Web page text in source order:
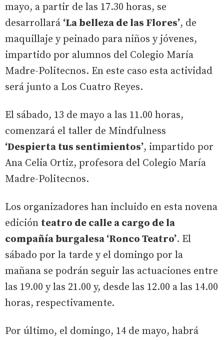
mayo, a partir de las 17.30 horas, se
desarrollará ‘La belleza de las Flores’, de
maquillaje y peinado para niños y jóvenes,
impartido por alumnos del Colegio María
Madre-Politecnos. En este caso esta actividad
será junto a Los Cuatro Reyes.
El sábado, 13 de mayo a las 11.00 horas,
comenzará el taller de Mindfulness
‘Despierta tus sentimientos’, impartido por
Ana Celia Ortiz, profesora del Colegio María
Madre-Politecnos.
Los organizadores han incluido en esta novena
edición teatro de calle a cargo de la
compañía burgalesa ‘Ronco Teatro’. El
sábado por la tarde y el domingo por la
mañana se podrán seguir las actuaciones entre
las 19.00 y las 21.00 y, desde las 12.00 a las 14.00
horas, respectivamente.
Por último, el domingo, 14 de mayo, habrá